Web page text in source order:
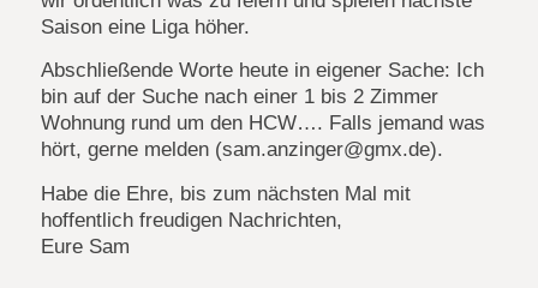
Saison eine Liga höher.
Abschließende Worte heute in eigener Sache: Ich
bin auf der Suche nach einer 1 bis 2 Zimmer
Wohnung rund um den HCW…. Falls jemand was
hört, gerne melden (sam.anzinger@gmx.de).
Habe die Ehre, bis zum nächsten Mal mit
hoffentlich freudigen Nachrichten,
Eure Sam